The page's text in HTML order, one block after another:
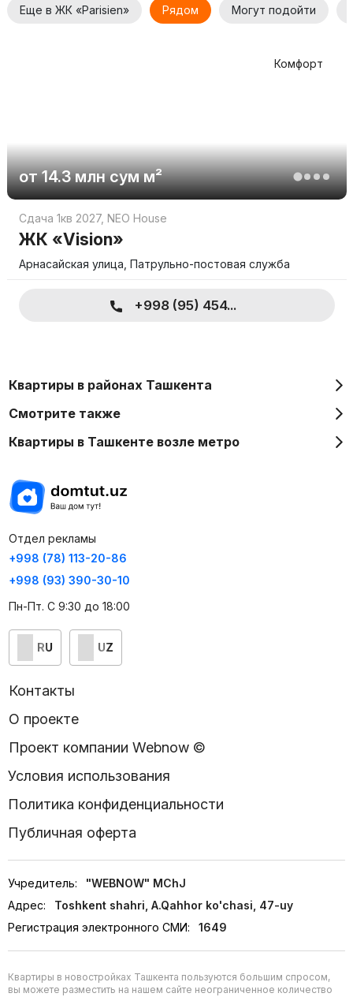
Еще в ЖК «Parisien» Рядом Могут подойти
Комфорт
от14.3 млн сумм²
Сдача 1кв 2027, NEO House
ЖК «Vision»
Арнасайская улица, Патрульно-постовая служба
+998 (95) 454...
Квартиры в районах Ташкента
Смотрите также
Квартиры в Ташкенте возле метро
Отдел рекламы
+998 (78) 113-20-86
+998 (93) 390-30-10
Пн-Пт. С 9:30 до 18:00
RU UZ
Контакты
О проекте
Проект компании Webnow ©
Условия использования
Политика конфиденциальности
Публичная оферта
Учредитель:
"WEBNOW" MChJ
Адрес:
Toshkent shahri, A.Qahhor ko'chasi, 47-uy
Регистрация электронного СМИ:
1649
Квартиры в новостройках Ташкента пользуются большим спросом,
вы можете разместить на нашем сайте неограниченное количество